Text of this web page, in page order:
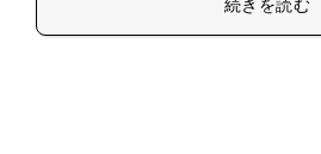
続きを読む